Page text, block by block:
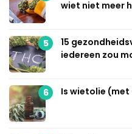
wiet niet meer
5
15
iedereen zou
6 Is wietolie (met